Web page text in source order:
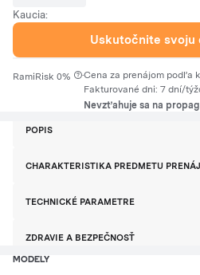
Kaucia:
Uskutočnite svoju
RamiRisk 0% ·Cena za prenájom podľa
Fakturované dni: 7 dní/
Nevzťahuje sa na
POPIS
CHARAKTERISTIKA PREDMETU
TECHNICKÉ PARAMETRE
ZDRAVIE A BEZPEČNOSŤ
MODELY